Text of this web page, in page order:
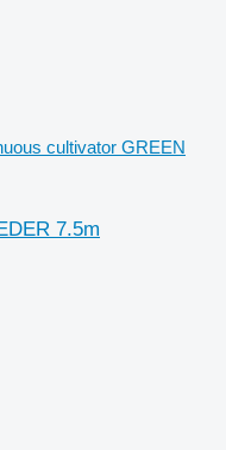
cultivator GREEN
7.5m